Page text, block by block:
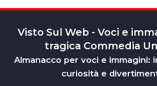
Visto Sul Web - Voci e
tragica Commedia
Almanacco per voci e immagini:
curiosità e